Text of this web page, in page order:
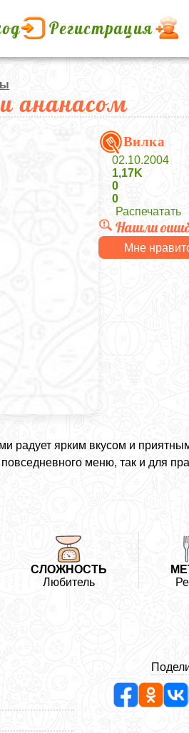
Регистрация
ананасом
Вилка
02.10.2004
1,17K
0
0
Распечатать
Нашли
Мне
радует ярким вкусом и
меню, так и для
СЛОЖНОСТЬ
Любитель